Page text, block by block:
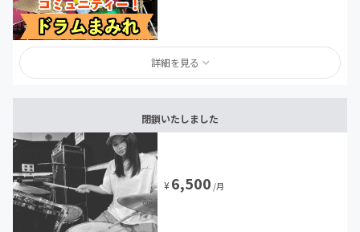
詳細を見る
閉鎖いたしました
¥6,500 /月